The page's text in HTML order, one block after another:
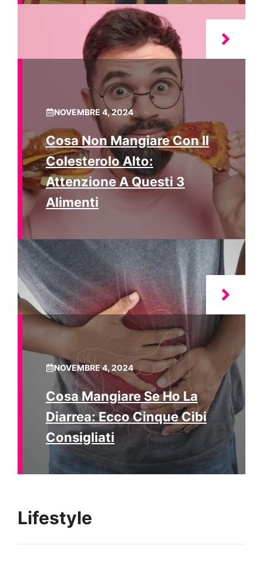
NOVEMBRE 4, 2024
Cosa Non Mangiare Con Il
Colesterolo Alto:
Attenzione A Questi 3
Alimenti
NOVEMBRE 4, 2024
Cosa Mangiare Se Ho La
Diarrea: Ecco Cinque Cibi
Consigliati
Lifestyle